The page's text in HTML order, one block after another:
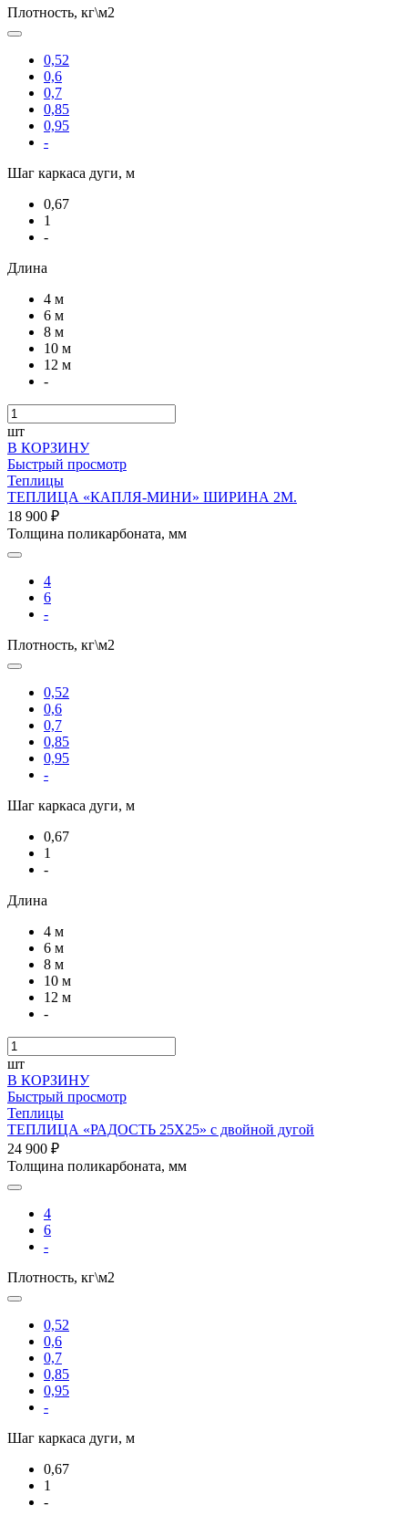
Плотность, кг\м2
0,52
0,6
0,7
0,85
0,95
-
Шаг каркаса дуги, м
0,67
1
-
Длина
4 м
6 м
8 м
10 м
12 м
-
шт
В КОРЗИНУ
Быстрый просмотр
Теплицы
ТЕПЛИЦА «КАПЛЯ-МИНИ» ШИРИНА 2М.
18 900 ₽
Толщина поликарбоната, мм
4
6
-
Плотность, кг\м2
0,52
0,6
0,7
0,85
0,95
-
Шаг каркаса дуги, м
0,67
1
-
Длина
4 м
6 м
8 м
10 м
12 м
-
шт
В КОРЗИНУ
Быстрый просмотр
Теплицы
ТЕПЛИЦА «РАДОСТЬ 25Х25» с двойной дугой
24 900 ₽
Толщина поликарбоната, мм
4
6
-
Плотность, кг\м2
0,52
0,6
0,7
0,85
0,95
-
Шаг каркаса дуги, м
0,67
1
-